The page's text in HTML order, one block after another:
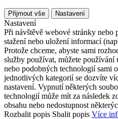
Přijmout vše Nastavení
Nastavení
Při návštěvě webové stránky
stažení nebo uložení informací
Protože chceme, abyste sami
služby používat, můžete
nebo podobných technologií sami
jednotlivých kategorií se dozvíte
nastavení. Vypnutí některých
technologií může mít za následek
obsahu nebo nedostupnost
Rozbalit popis Sbalit popis Více